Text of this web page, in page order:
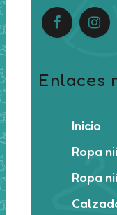
Enlaces
Inicio
Ropa
Ropa